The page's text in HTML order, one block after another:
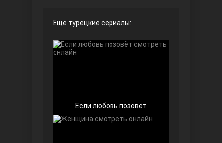
Дочь посла
Еще турецкие сериалы:
Если любовь позовёт